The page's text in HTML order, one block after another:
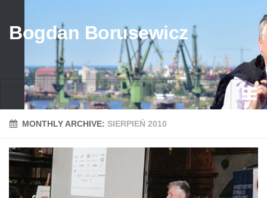
Bogdan Borusewicz
Aktualności
przed 1989
po 1989
MONTHLY ARCHIVE: SIERPIEŃ 2010